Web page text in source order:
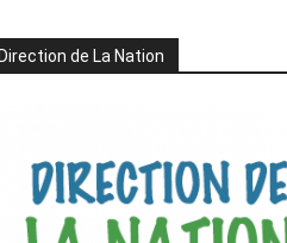
de La Nation